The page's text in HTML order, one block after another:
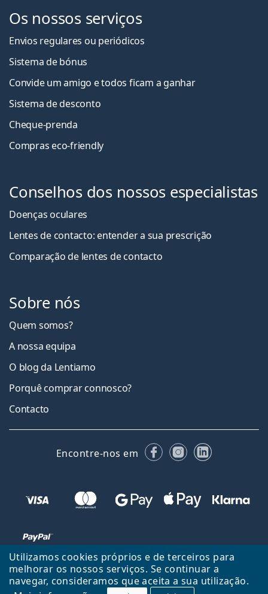
Utilizamos cookies próprios e de terceiros para
melhorar os nossos serviços. Se continuar a
navegar, consideramos que aceita a sua utilização.
Os nossos serviços
Envios regulares ou periódicos
Sistema de bónus
Convide um amigo e todos ficam a ganhar
Sistema de desconto
Cheque-prenda
Compras eco-friendly
Conselhos dos nossos especialistas
Doenças oculares
Lentes de contacto: entender a sua prescrição
Comparação de lentes de contacto
Sobre nós
Quem somos?
A nossa equipa
O blog da Lentiamo
Porquê comprar connosco?
Contacto
Encontre-nos em FacebookInstagram
LinkedIn
Voltar ao início Cima